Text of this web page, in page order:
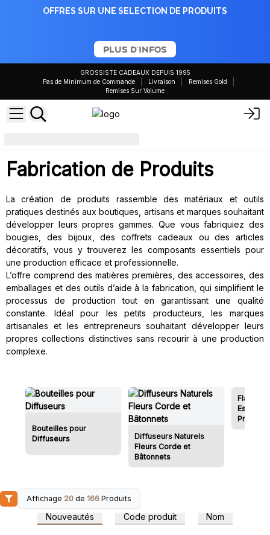
OFFRES SUR UNE SELECTION DE PRODUITS
PLUS D'INFOS
GROSSISTE CADEAUX DEPUIS 1995
Pas de Minimum de Commande
Livraison
Remises Gold
Remises Sur Volume
Fabrication de Produits
La création de produits rassemble des matériaux et outils
pratiques destinés aux boutiques, artisans et marques souhaitant
développer leurs propres gammes. Que vous fabriquiez des
bougies, des bijoux, des coffrets cadeaux ou des articles
décoratifs, vous y trouverez les composants essentiels pour
une production efficace et professionnelle.
L’offre comprend des matières premières, des accessoires, des
emballages et des outils d’aide à la fabrication, qui simplifient le
processus de production tout en garantissant une qualité
constante. Idéal pour les petits producteurs, les marques
artisanales et les entrepreneurs souhaitant développer leurs
propres collections distinctives sans recourir à une production
complexe.
Bouteilles pour
Diffuseurs
Diffuseurs Naturels
Fleurs Corde et
Bâtonnets
Flacon
Affichage 20 de 166 Produits
Nouveautés Code produit Nom
Connectez-vous ou
inscrivez-vous pour
accéder aux prix de gros
inscrivez-vous pour
accéder aux prix de gros